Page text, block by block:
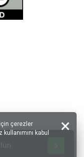
çerezler
kabul